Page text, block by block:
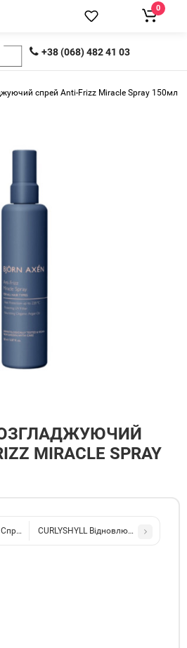
+38 (068) 482 41 03
0
спрей Anti-Frizz Miracle Spray 150мл
MIRACLE SPRAY
Спрей проти випадіння волосся Hair Density
CURLYSHYLL Відновлююча маска